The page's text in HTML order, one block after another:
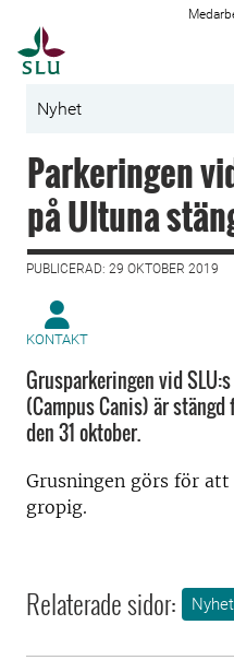
Nyhet
Parkeringen
på Ultuna
PUBLICERAD: 29 OKTOBER 2019
KONTAKT
Grusparkeringen vid
(Campus Canis) är
den 31 oktober.
Grusningen görs för
gropig.
Relaterade sidor: